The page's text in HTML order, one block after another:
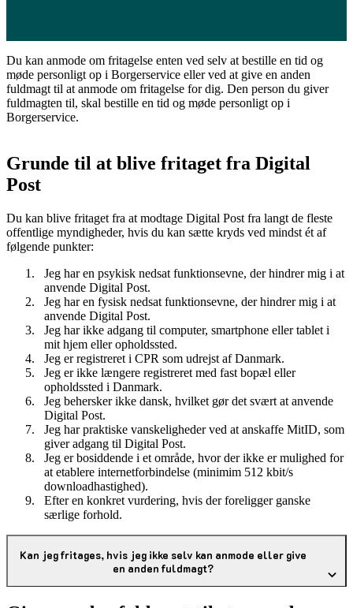
Du kan anmode om fritagelse enten ved selv at bestille en tid og
møde personligt op i Borgerservice eller ved at give en anden
fuldmagt til at anmode om fritagelse for dig. Den person du giver
fuldmagten til, skal bestille en tid og møde personligt op i
Borgerservice.
Grunde til at blive fritaget fra Digital
Post
Du kan blive fritaget fra at modtage Digital Post fra langt de fleste
offentlige myndigheder, hvis du kan sætte kryds ved mindst ét af
følgende punkter:
Jeg har en psykisk nedsat funktionsevne, der hindrer mig i at
anvende Digital Post.
Jeg har en fysisk nedsat funktionsevne, der hindrer mig i at
anvende Digital Post.
Jeg har ikke adgang til computer, smartphone eller tablet i
mit hjem eller opholdssted.
Jeg er registreret i CPR som udrejst af Danmark.
Jeg er ikke længere registreret med fast bopæl eller
opholdssted i Danmark.
Jeg behersker ikke dansk, hvilket gør det svært at anvende
Digital Post.
Jeg har praktiske vanskeligheder ved at anskaffe MitID, som
giver adgang til Digital Post.
Jeg er bosiddende i et område, hvor der ikke er mulighed for
at etablere internetforbindelse (minimim 512 kbit/s
downloadhastighed).
Efter en konkret vurdering, hvis der foreligger ganske
særlige forhold.
Kan jeg fritages, hvis jeg ikke selv kan anmode eller give
en anden fuldmagt?